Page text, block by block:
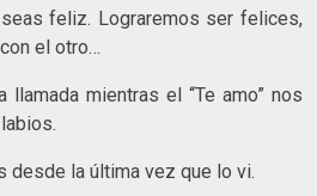
feliz. Lograremos ser felices,
el otro…
mientras el “Te amo” nos
desde la última vez que lo vi.